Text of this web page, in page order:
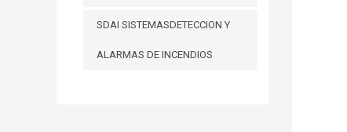
SDAI SISTEMASDETECCION Y
ALARMAS DE INCENDIOS